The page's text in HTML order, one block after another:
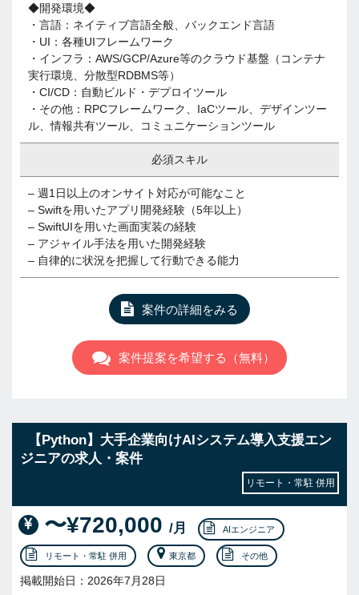
◆開発環境◆
・言語：ネイティブ言語全般、バックエンド言語
・UI：各種UIフレームワーク
・インフラ：AWS/GCP/Azure等のクラウド基盤（コンテナ
実行環境、分散型RDBMS等）
・CI/CD：自動ビルド・デプロイツール
・その他：RPCフレームワーク、IaCツール、デザインツー
ル、情報共有ツール、コミュニケーションツール
必須スキル
– 週1日以上のオンサイト対応が可能なこと
– Swiftを用いたアプリ開発経験（5年以上）
– SwiftUIを用いた画面実装の経験
– アジャイル手法を用いた開発経験
– 自律的に状況を把握して行動できる能力
案件の詳細をみる
案件提案を希望する（無料）
【Python】大手企業向けAIシステム導入支援エン
ジニアの求人・案件
リモート・常駐 併用
〜¥720,000 /月 AIエンジニア
リモート・常駐 併用 東京都 その他
掲載開始日：2026年7月28日